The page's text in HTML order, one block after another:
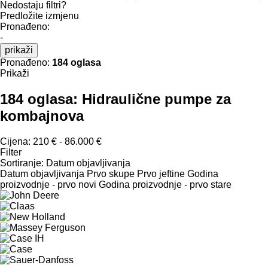
Nedostaju filtri?
Predložite izmjenu
Pronađeno:
-
prikaži
Pronađeno: 184 oglasa
Prikaži
184 oglasa: Hidraulične pumpe za
kombajnova
Cijena: 210 € - 86.000 €
Filter
Sortiranje: Datum objavljivanja
Datum objavljivanja Prvo skupe Prvo jeftine Godina
proizvodnje - prvo novi Godina proizvodnje - prvo stare